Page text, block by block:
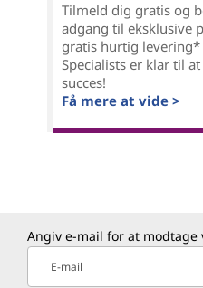
Tilmeld dig gratis og
adgang til eksklusive
gratis hurtig levering*
Specialists er klar til
succes!
Få mere at vide >
Angiv e-mail for at
E-mail